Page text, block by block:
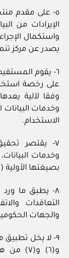
٥- على مقدم
الإيرادات من
واستكمال
يصدر عن مركز
٦- يقوم
على رخصة
وفقا لآلية
وخدمات
الاستخدام.
٧- يقتصر
وخدمات
بصيغتها الأولية
التعاقدات
والجهات
و(٦) و(٧)